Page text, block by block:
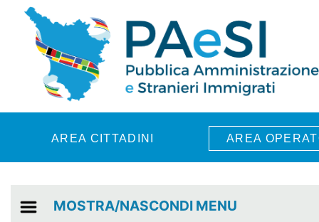
Skip to main content
AREA CITTADINI AREA
MOSTRA/NASCONDI MENU